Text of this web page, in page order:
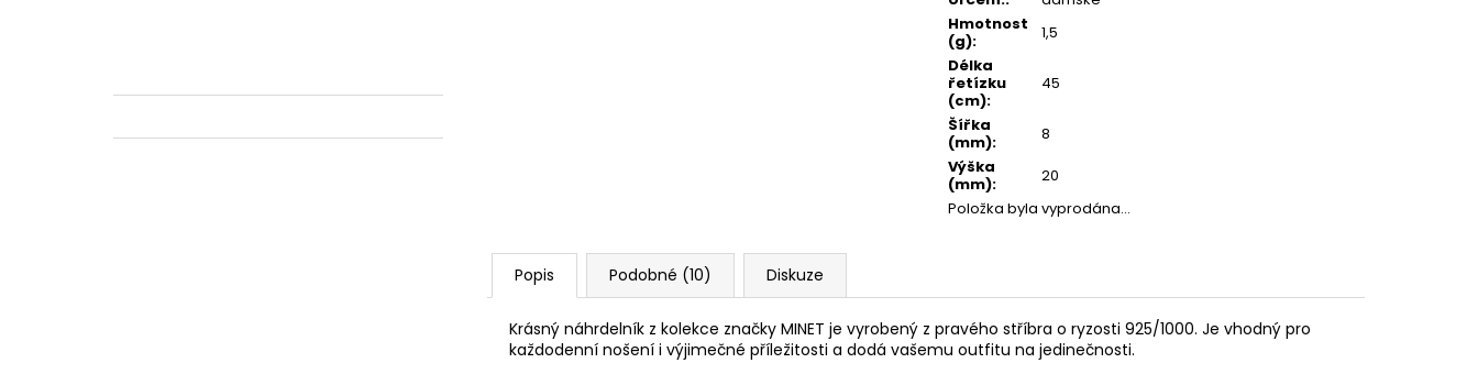
Hmotnost
(g):
1,5
Délka
řetízku
(cm):
45
Šířka
(mm):
8
Výška
(mm):
20
Položka byla vyprodána…
Popis Podobné (10) Diskuze
Krásný náhrdelník z kolekce značky MINET je vyrobený z pravého stříbra o ryzosti 925/1000. Je vhodný pro
každodenní nošení i výjimečné příležitosti a dodá vašemu outfitu na jedinečnosti.